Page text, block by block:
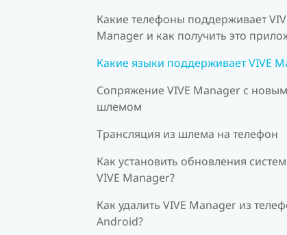
Какие телефоны поддерживает
Manager и как получить это
Какие языки поддерживает VIVE
Сопряжение VIVE Manager с новым
шлемом
Трансляция из шлема на телефон
Как установить обновления
VIVE Manager?
Как удалить VIVE Manager из
Android?